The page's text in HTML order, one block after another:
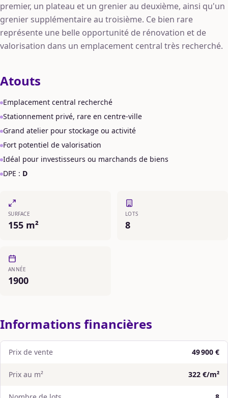
premier, un plateau et un grenier au deuxième, ainsi qu'un
grenier supplémentaire au troisième. Ce bien rare
représente une belle opportunité de rénovation et de
valorisation dans un emplacement central très recherché.
Atouts
Emplacement central recherché
Stationnement privé, rare en centre-ville
Grand atelier pour stockage ou activité
Fort potentiel de valorisation
Idéal pour investisseurs ou marchands de biens
DPE : D
SURFACE
155 m²
LOTS
8
ANNÉE
1900
Informations financières
Prix de vente 49 900 €
Prix au m² 322 €/m²